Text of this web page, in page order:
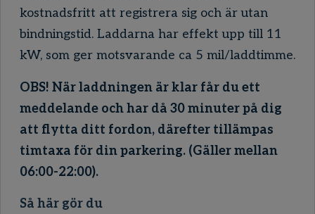
kostnadsfritt att registrera sig och är utan
bindningstid. Laddarna har effekt upp till 11
kW, som ger motsvarande ca 5 mil/laddtimme.
OBS! När laddningen är klar får du ett
meddelande och har då 30 minuter på dig
att flytta ditt fordon, därefter tillämpas
timtaxa för din parkering. (Gäller mellan
06:00-22:00).
Så här gör du